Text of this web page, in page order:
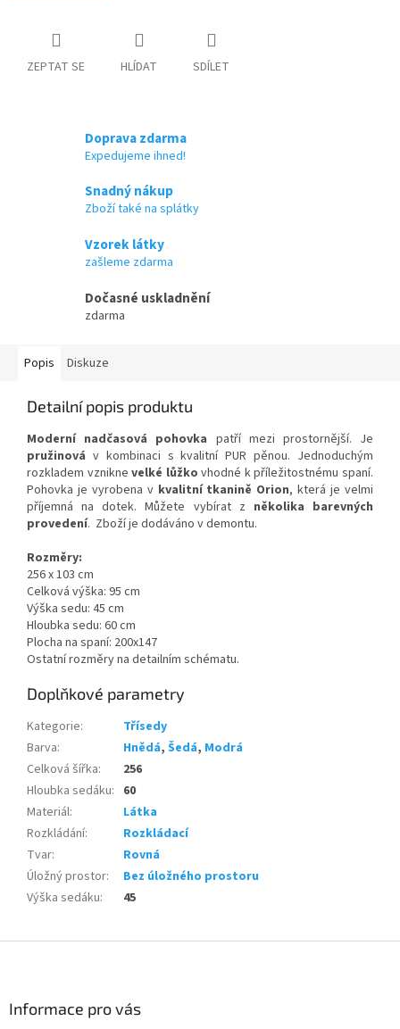
ZEPTAT SE HLÍDAT SDÍLET
Doprava zdarma
Expedujeme ihned!
Snadný nákup
Zboží také na splátky
Vzorek látky
zašleme zdarma
Dočasné uskladnění
zdarma
Popis Diskuze
Detailní popis produktu
Moderní nadčasová pohovka patří mezi prostornější. Je
pružinová v kombinaci s kvalitní PUR pěnou. Jednoduchým
rozkladem vzniknevelké lůžko vhodné k příležitostnému spaní.
Pohovka je vyrobena vkvalitní tkanině Orion, která je velmi
příjemná na dotek. Můžete vybírat z několika barevných
provedení. Zboží je dodáváno v demontu.
Rozměry:
256 x 103 cm
Celková výška: 95 cm
Výška sedu: 45 cm
Hloubka sedu: 60 cm
Plocha na spaní: 200x147
Ostatní rozměry na detailním schématu.
Doplňkové parametry
Kategorie:
Třísedy
Barva: Hnědá, Šedá, Modrá
Celková šířka:
256
Hloubka sedáku: 60
Materiál:
Látka
Rozkládání:
Rozkládací
Tvar:
Rovná
Úložný prostor:
Bez úložného prostoru
Výška sedáku: 45
Informace pro vás